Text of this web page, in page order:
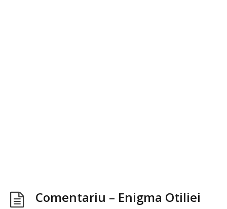
Comentariu – Enigma Otiliei